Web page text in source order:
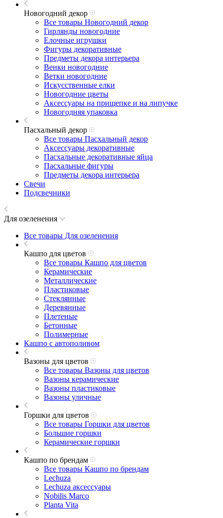
Новогодний декор
Все товары Новогодний декор
Гирлянды новогодние
Елочные игрушки
Фигуры декоративные
Предметы декора интерьера
Венки новогодние
Ветки новогодние
Искусственные елки
Новогодние цветы
Аксессуары на прищепке и на липучке
Новогодняя упаковка
Пасхальный декор
Все товары Пасхальный декор
Аксессуары декоративные
Пасхальные декоративные яйца
Пасхальные фигуры
Предметы декора интерьера
Свечи
Подсвечники
Для озеленения
Все товары Для озеленения
Кашпо для цветов
Все товары Кашпо для цветов
Керамические
Металлические
Пластиковые
Стеклянные
Деревянные
Плетеные
Бетонные
Полимерные
Кашпо с автополивом
Вазоны для цветов
Все товары Вазоны для цветов
Вазоны керамические
Вазоны пластиковые
Вазоны уличные
Горшки для цветов
Все товары Горшки для цветов
Большие горшки
Керамические горшки
Кашпо по брендам
Все товары Кашпо по брендам
Lechuza
Lechuza аксессуары
Nobilis Marco
Planta Vita